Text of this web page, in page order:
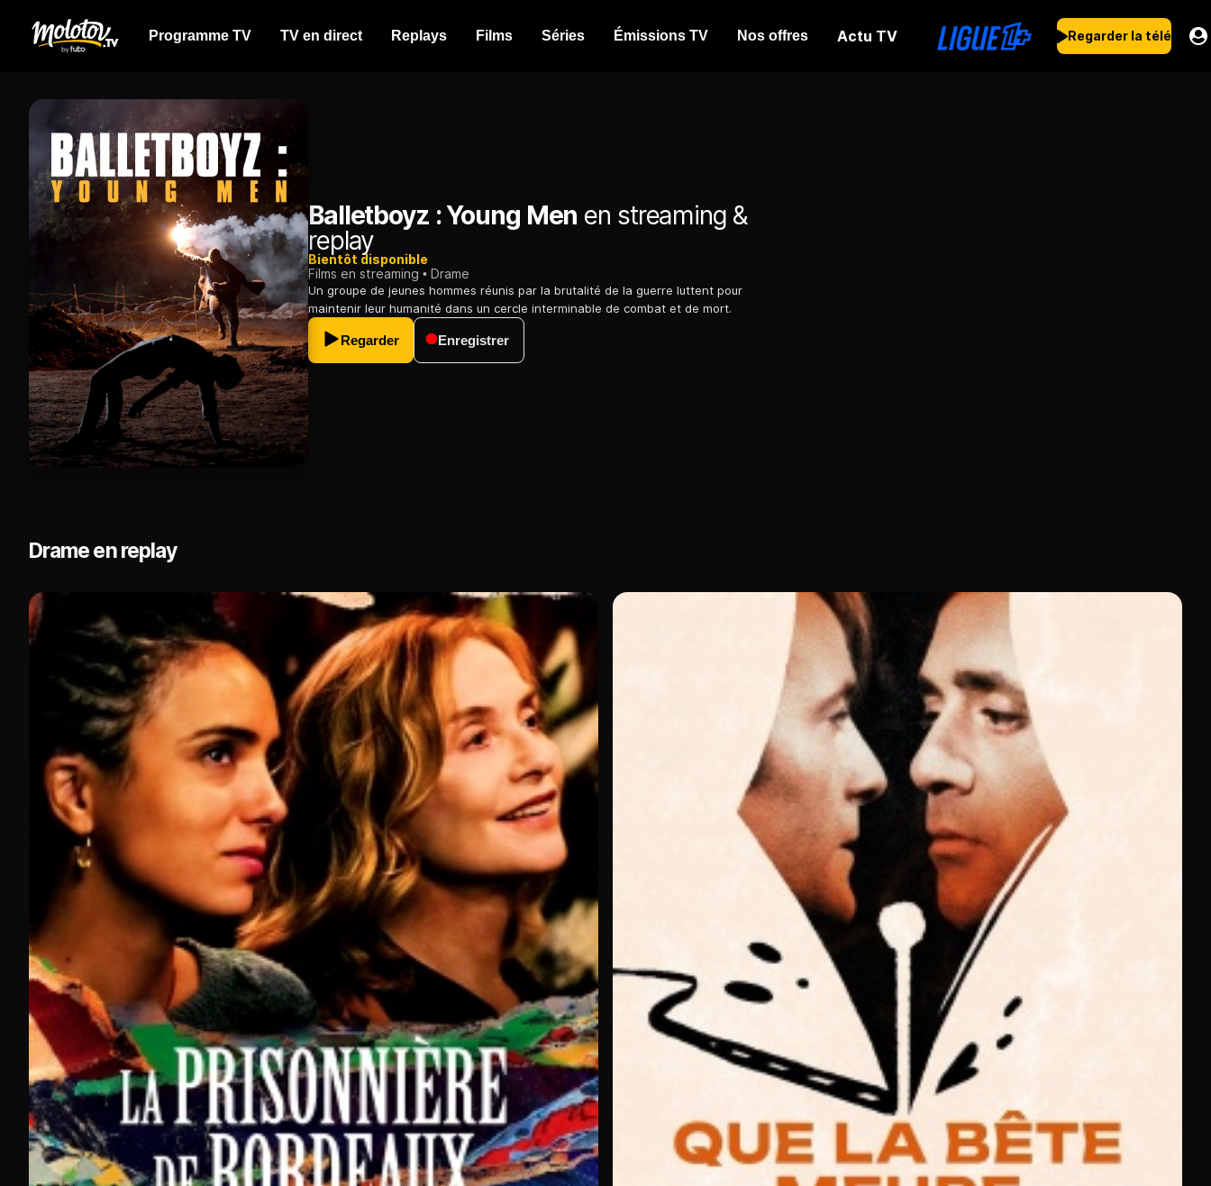
Programme TV TV en direct Replays Films Séries Émissions TV Nos offres Actu TV Regarder la télé
Balletboyz : Young Men en streaming &
replay
Bientôt disponible
Films en streaming
Drame
Un groupe de jeunes hommes réunis par la brutalité de la guerre luttent pour
maintenir leur humanité dans un cercle interminable de combat et de mort.
Regarder Enregistrer
Drame en replay